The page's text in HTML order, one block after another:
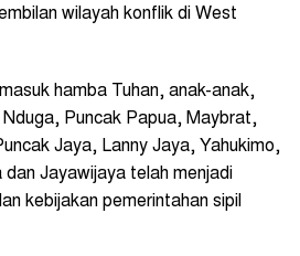
wilayah konflik di West
hamba Tuhan, anak-anak,
Nduga, Puncak Papua, Maybrat,
Jaya, Lanny Jaya, Yahukimo,
dan Jayawijaya telah menjadi
kebijakan pemerintahan sipil